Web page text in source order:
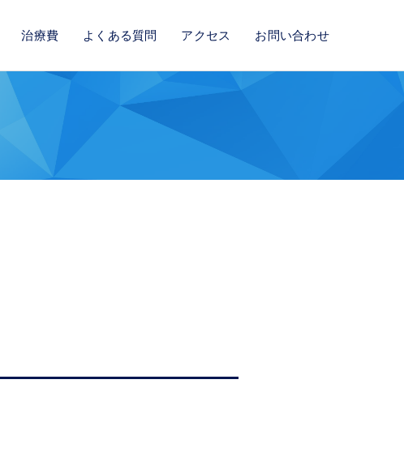
治療費 よくある質問 アクセス お問い合わせ